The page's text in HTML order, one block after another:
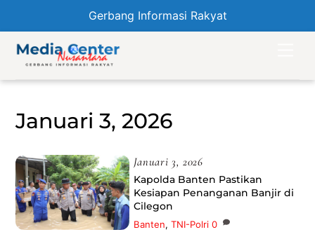
Gerbang Informasi Rakyat
content
Januari 3, 2026
Januari 3, 2026
Kapolda Banten Pastikan
Kesiapan Penanganan Banjir di
Cilegon
Banten, TNI-Polri 0